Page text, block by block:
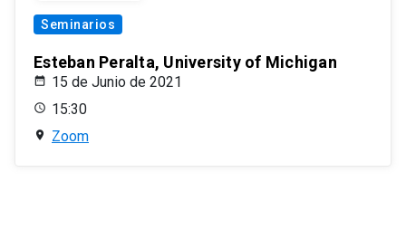
Seminarios
Esteban Peralta, University of Michigan
15 de Junio de 2021
15:30
Zoom